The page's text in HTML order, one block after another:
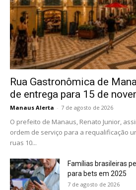
Rua Gastronômica de
de entrega para 15 de
Manaus Alerta - 7 de agosto de 2026
O prefeito de Manaus, Renato Junior,
ordem de serviço para a requalificação
ruas 10...
Famílias brasileiras
para bets em 2025
7 de agosto de 2026